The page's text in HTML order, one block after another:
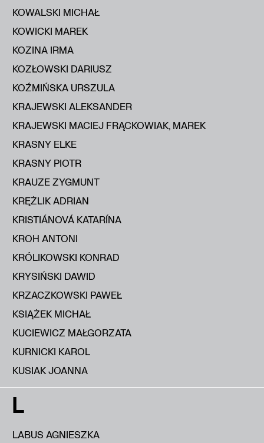
KOWALSKI MICHAŁ
KOWICKI MAREK
KOZINA IRMA
KOZŁOWSKI DARIUSZ
KOŹMIŃSKA URSZULA
KRAJEWSKI ALEKSANDER
KRAJEWSKI MACIEJ FRĄCKOWIAK, MAREK
KRASNY ELKE
KRASNY PIOTR
KRAUZE ZYGMUNT
KRĘŻLIK ADRIAN
KRISTIÁNOVÁ KATARÍNA
KROH ANTONI
KRÓLIKOWSKI KONRAD
KRYSIŃSKI DAWID
KRZACZKOWSKI PAWEŁ
KSIĄŻEK MICHAŁ
KUCIEWICZ MAŁGORZATA
KURNICKI KAROL
KUSIAK JOANNA
L
LABUS AGNIESZKA